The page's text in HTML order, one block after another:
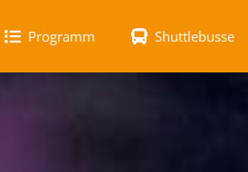
Programm Shuttlebusse